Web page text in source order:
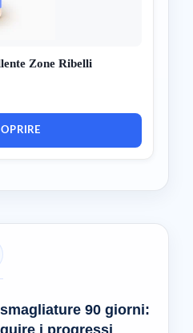
Zone Ribelli
90 giorni: